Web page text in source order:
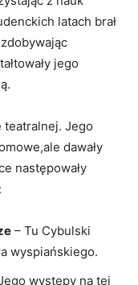
latach brał
jego
teatralnej. Jego
dawały
następowały
– Tu Cybulski
wyspiańskiego.
występy na tej